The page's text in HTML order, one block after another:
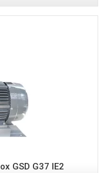
GSD G37 IE2